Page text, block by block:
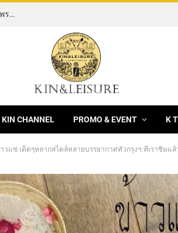
[News] THE ROCKING HORSE OF RESILIENCE คอลเลกชันขนมไหว้พระจันทร์ mooncake ประจำปี 2569 จากBanyan Tree Bangkok 1 สิงหาคม – 25 กันยายน 2569
KIN CHANNEL PROMO & EVENT K
าวแช่ เด็ดๆหลากสไตล์หลายบรรยากาศทั่วกรุงฯ ที่เราชิม